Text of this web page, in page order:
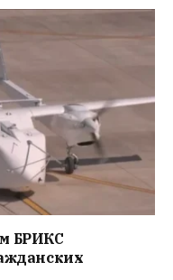
БРИКС